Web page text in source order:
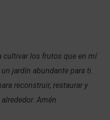
cultivar los frutos que en mí
jardín abundante para ti.
reconstruir, restaurar y
Amén.